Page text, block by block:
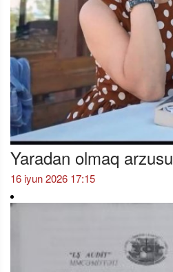
Yaradan olmaq arzusu
16 iyun 2026 17:15